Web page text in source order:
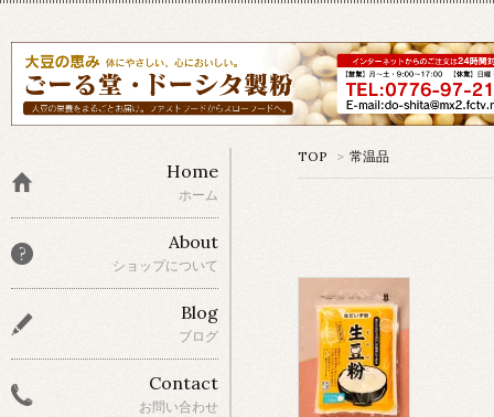
TOP > 常温品
Home
ホーム
About
ショップについて
Blog
ブログ
Contact
お問い合わせ